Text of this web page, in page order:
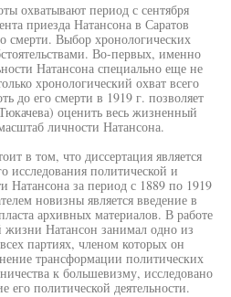
охватывают период с сентября
приезда Натансона в Саратов
смерти. Выбор хронологических
Во-первых, именно
Натансона специально еще не
хронологический охват всего
до его смерти в 1919 г. позволяет
оценить весь жизненный
личности Натансона.
в том, что диссертация является
исследования политической и
Натансона за период с 1889 по 1919
новизны является введение в
архивных материалов. В работе
жизни Натансон занимал одно из
партиях, членом которых он
трансформации политических
к большевизму, исследовано
его политической деятельности.